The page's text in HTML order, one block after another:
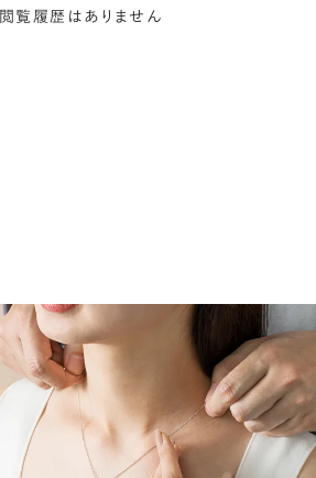
閲覧履歴はありません